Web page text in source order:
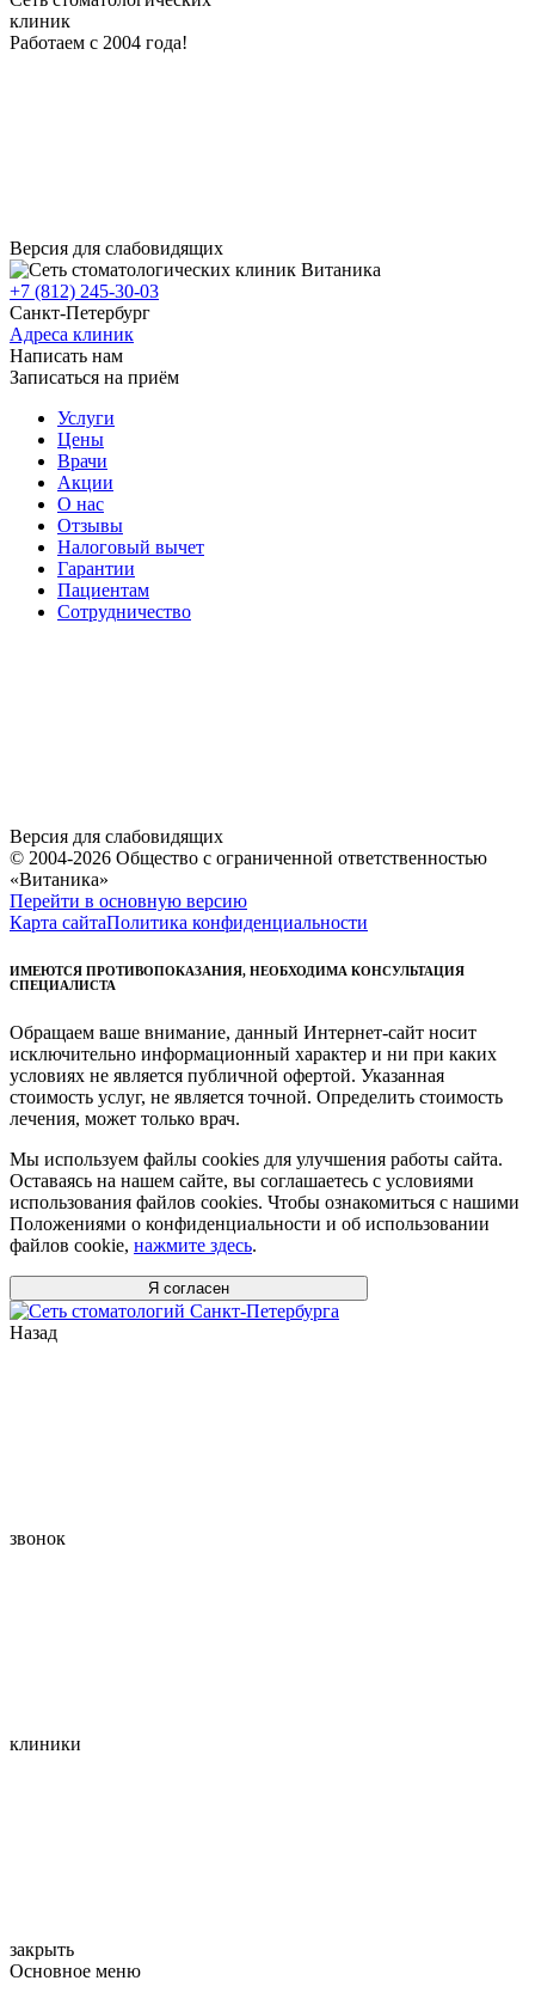
клиник
Работаем с 2004 года!
Версия для слабовидящих
+7 (812) 245-30-03
Санкт-Петербург
Адреса клиник
Написать нам
Записаться на приём
Услуги
Цены
Врачи
Акции
О нас
Отзывы
Налоговый вычет
Гарантии
Пациентам
Сотрудничество
Версия для слабовидящих
© 2004-2026 Общество с ограниченной ответственностью
«Витаника»
Перейти в основную версию
Карта сайтаПолитика конфиденциальности
ИМЕЮТСЯ ПРОТИВОПОКАЗАНИЯ, НЕОБХОДИМА КОНСУЛЬТАЦИЯ
СПЕЦИАЛИСТА
Обращаем ваше внимание, данный Интернет-сайт носит
исключительно информационный характер и ни при каких
условиях не является публичной офертой. Указанная
стоимость услуг, не является точной. Определить стоимость
лечения, может только врач.
Мы используем файлы cookies для улучшения работы сайта.
Оставаясь на нашем сайте, вы соглашаетесь с условиями
использования файлов cookies. Чтобы ознакомиться с нашими
Положениями о конфиденциальности и об использовании
файлов cookie, нажмите здесь.
Я согласен
Назад
звонок
клиники
закрыть
Основное меню